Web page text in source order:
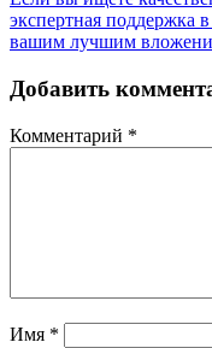
экспертная поддержка
вашим лучшим
Добавить
Комментарий *
Имя *